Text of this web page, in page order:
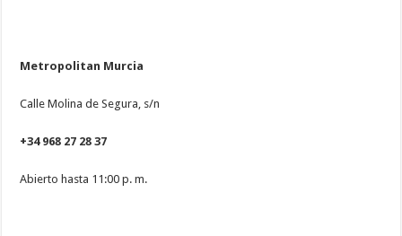
Metropolitan Murcia
Calle Molina de Segura, s/n
+34 968 27 28 37
Abierto hasta 11:00 p. m.